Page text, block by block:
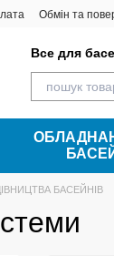
Обмін та
Все для
БАСЕЙНІВ